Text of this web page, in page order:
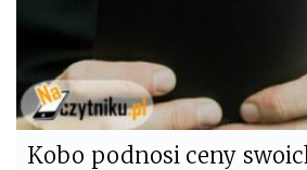
Kobo podnosi ceny